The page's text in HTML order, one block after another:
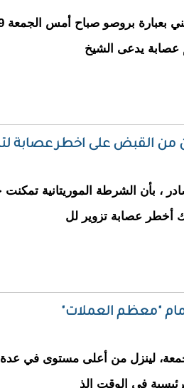
عصابة يدعى الشيخ
القبض على اخطر عصابة
، بأن الشرطة الموريتانية تمكنت
أخطر عصابة تزوير لل
أمام "معظم العملات"
لينزل من أعلى مستوى في عدة
في الوقت الذ